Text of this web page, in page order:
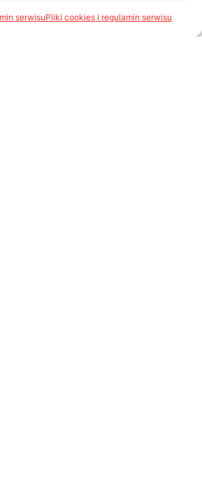
serwisuPliki cookies i regulamin serwisu
Drzwi